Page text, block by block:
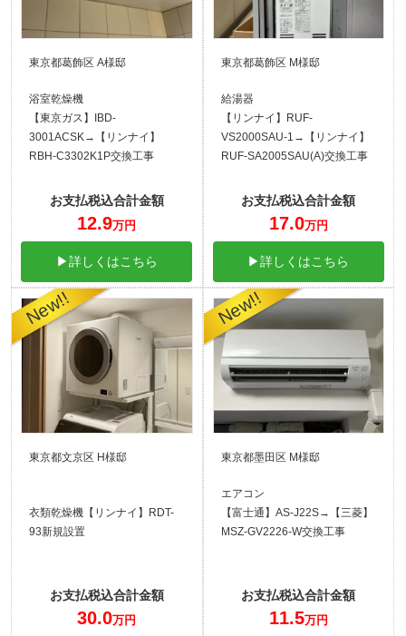
東京都葛飾区 A様邸
浴室乾燥機
【東京ガス】IBD-
3001ACSK→【リンナイ】
RBH-C3302K1P交換工事
お支払税込合計金額
12.9万円
▶詳しくはこちら
東京都葛飾区 M様邸
給湯器
【リンナイ】RUF-
VS2000SAU-1→【リンナイ】
RUF-SA2005SAU(A)交換工事
お支払税込合計金額
17.0万円
▶詳しくはこちら
東京都文京区 H様邸
衣類乾燥機【リンナイ】RDT-
93新規設置
お支払税込合計金額
30.0万円
東京都墨田区 M様邸
エアコン
【富士通】AS-J22S→【三菱】
MSZ-GV2226-W交換工事
お支払税込合計金額
11.5万円